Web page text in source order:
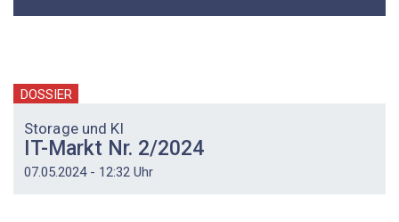
DOSSIER
Storage und KI
IT-Markt Nr. 2/2024
07.05.2024 - 12:32 Uhr